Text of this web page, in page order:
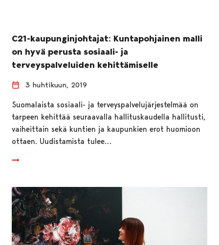
C21-kaupunginjohtajat: Kuntapohjainen malli
on hyvä perusta sosiaali- ja
terveyspalveluiden kehittämiselle
3 huhtikuun, 2019
Suomalaista sosiaali- ja terveyspalvelujärjestelmää on
tarpeen kehittää seuraavalla hallituskaudella hallitusti,
vaiheittain sekä kuntien ja kaupunkien erot huomioon
ottaen. Uudistamista tulee…